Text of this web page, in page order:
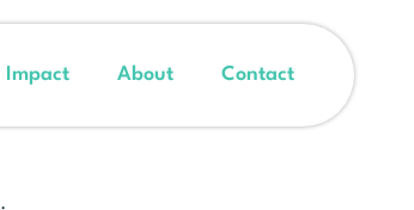
Impact About Contact
.